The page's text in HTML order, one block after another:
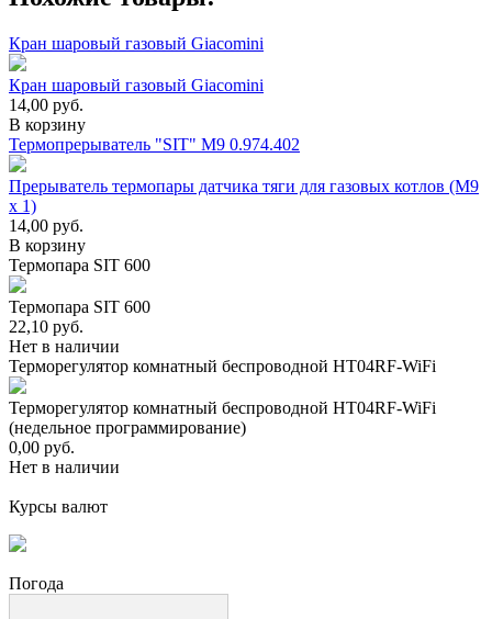
Кран шаровый газовый Giacomini
Кран шаровый газовый Giacomini
14,00 руб.
В корзину
Термопрерыватель "SIT" М9 0.974.402
Прерыватель термопары датчика тяги для газовых котлов (М9
х 1)
14,00 руб.
В корзину
Термопара SIT 600
Термопара SIT 600
22,10 руб.
Нет в наличии
Терморегулятор комнатный беспроводной HT04RF-WiFi
Терморегулятор комнатный беспроводной HT04RF-WiFi
(недельное программирование)
0,00 руб.
Нет в наличии
Курсы валют
Погода